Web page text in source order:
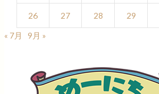
26 27 28 29
« 7月
9月 »